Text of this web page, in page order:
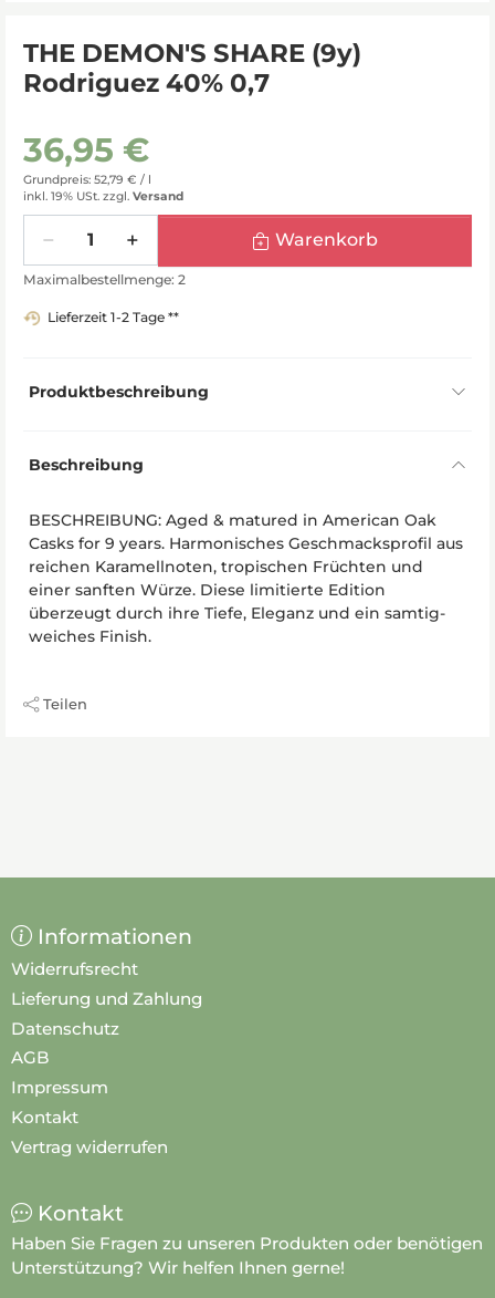
THE DEMON'S SHARE (9y)
Rodriguez 40% 0,7
36,95 €
Grundpreis: 52,79 € / l
inkl. 19% USt. zzgl. Versand
Warenkorb
Maximalbestellmenge: 2
Lieferzeit 1-2 Tage **
Produktbeschreibung
Beschreibung
BESCHREIBUNG: Aged & matured in American Oak
Casks for 9 years. Harmonisches Geschmacksprofil aus
reichen Karamellnoten, tropischen Früchten und
einer sanften Würze. Diese limitierte Edition
überzeugt durch ihre Tiefe, Eleganz und ein samtig-
weiches Finish.
Teilen
Informationen
Widerrufsrecht
Lieferung und Zahlung
Datenschutz
AGB
Impressum
Kontakt
Vertrag widerrufen
Kontakt
Haben Sie Fragen zu unseren Produkten oder benötigen
Unterstützung? Wir helfen Ihnen gerne!